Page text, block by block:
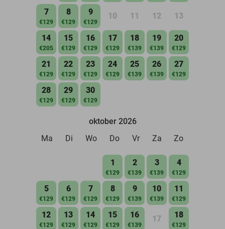
7
€129
8
€129
9
€129
10 11 12 13
14
€205
15
€129
16
€129
17
€129
18
€139
19
€139
20
€129
21
€129
22
€129
23
€129
24
€129
25
€139
26
€139
27
€129
28
€129
29
€129
30
€129
oktober 2026
Ma
Di Wo Do Vr Za Zo
1
€129
2
€139
3
€139
4
€129
5
€129
6
€129
7
€129
8
€129
9
€139
10
€139
11
€129
12
€129
13
€129
14
€129
15
€129
16
€139
17 18
€129